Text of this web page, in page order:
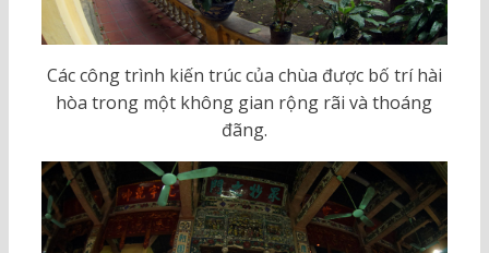
Các công trình kiến trúc của chùa được bố trí hài
hòa trong một không gian rộng rãi và thoáng
đãng.